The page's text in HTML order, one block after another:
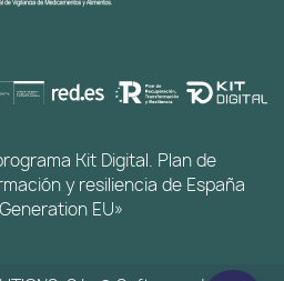
Kit Digital. Plan de
y resiliencia de España
EU»